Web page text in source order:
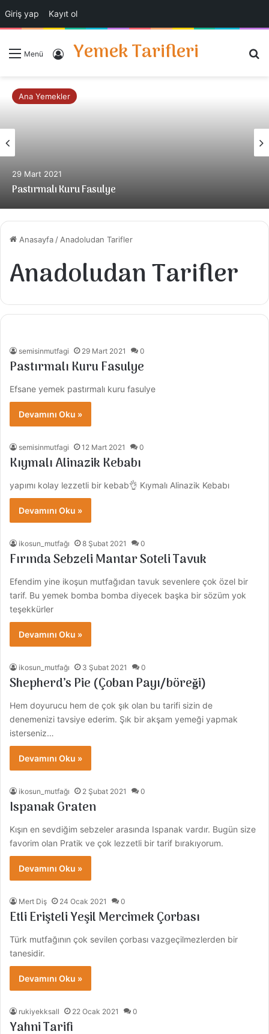
Giriş yap Kayıt ol
Menü Giriş Yap
Yemek Tarifleri
Ana Yemekler
29 Mart 2021
Pastırmalı Kuru Fasulye
Anasayfa / Anadoludan Tarifler
Anadoludan Tarifler
semisinmutfagi 29 Mart 2021 0
Pastırmalı Kuru Fasulye
Efsane yemek pastırmalı kuru fasulye
Devamını Oku »
semisinmutfagi 12 Mart 2021 0
Kıymalı Alinazik Kebabı
yapımı kolay lezzetli bir kebab👌 Kıymalı Alinazik Kebabı
Devamını Oku »
ikosun_mutfağı 8 Şubat 2021 0
Fırında Sebzeli Mantar Soteli Tavuk
Efendim yine ikoşun mutfağıdan tavuk sevenlere çok özel bir
tarif. Bu yemek bomba bomba diyecek başka bir sözüm yok
teşekkürler
Devamını Oku »
ikosun_mutfağı 3 Şubat 2021 0
Shepherd’s Pie (Çoban Payı/böreği)
Hem doyurucu hem de çok şık olan bu tarifi sizin de
denemenizi tavsiye ederim. Şık bir akşam yemeği yapmak
isterseniz…
Devamını Oku »
ikosun_mutfağı 2 Şubat 2021 0
Ispanak Graten
Kışın en sevdiğim sebzeler arasında Ispanak vardır. Bugün size
favorim olan Pratik ve çok lezzetli bir tarif bırakıyorum.
Devamını Oku »
Mert Diş 24 Ocak 2021 0
Etli Erişteli Yeşil Mercimek Çorbası
Türk mutfağının çok sevilen çorbası vazgeçilmezlerden bir
tanesidir.
Devamını Oku »
rukiyekksall 22 Ocak 2021 0
Yahni Tarifi